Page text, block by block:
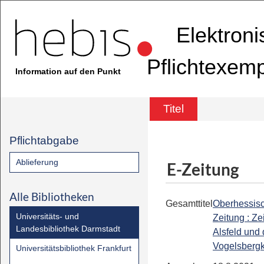
Information auf den Punkt
Titel
Pflichtabgabe
Ablieferung
Alle Bibliotheken
Universitäts- und
Landesbibliothek Darmstadt
Universitätsbibliothek Frankfurt
E-Zeitung
Gesamttitel
Zeitung :
Alsfeld und